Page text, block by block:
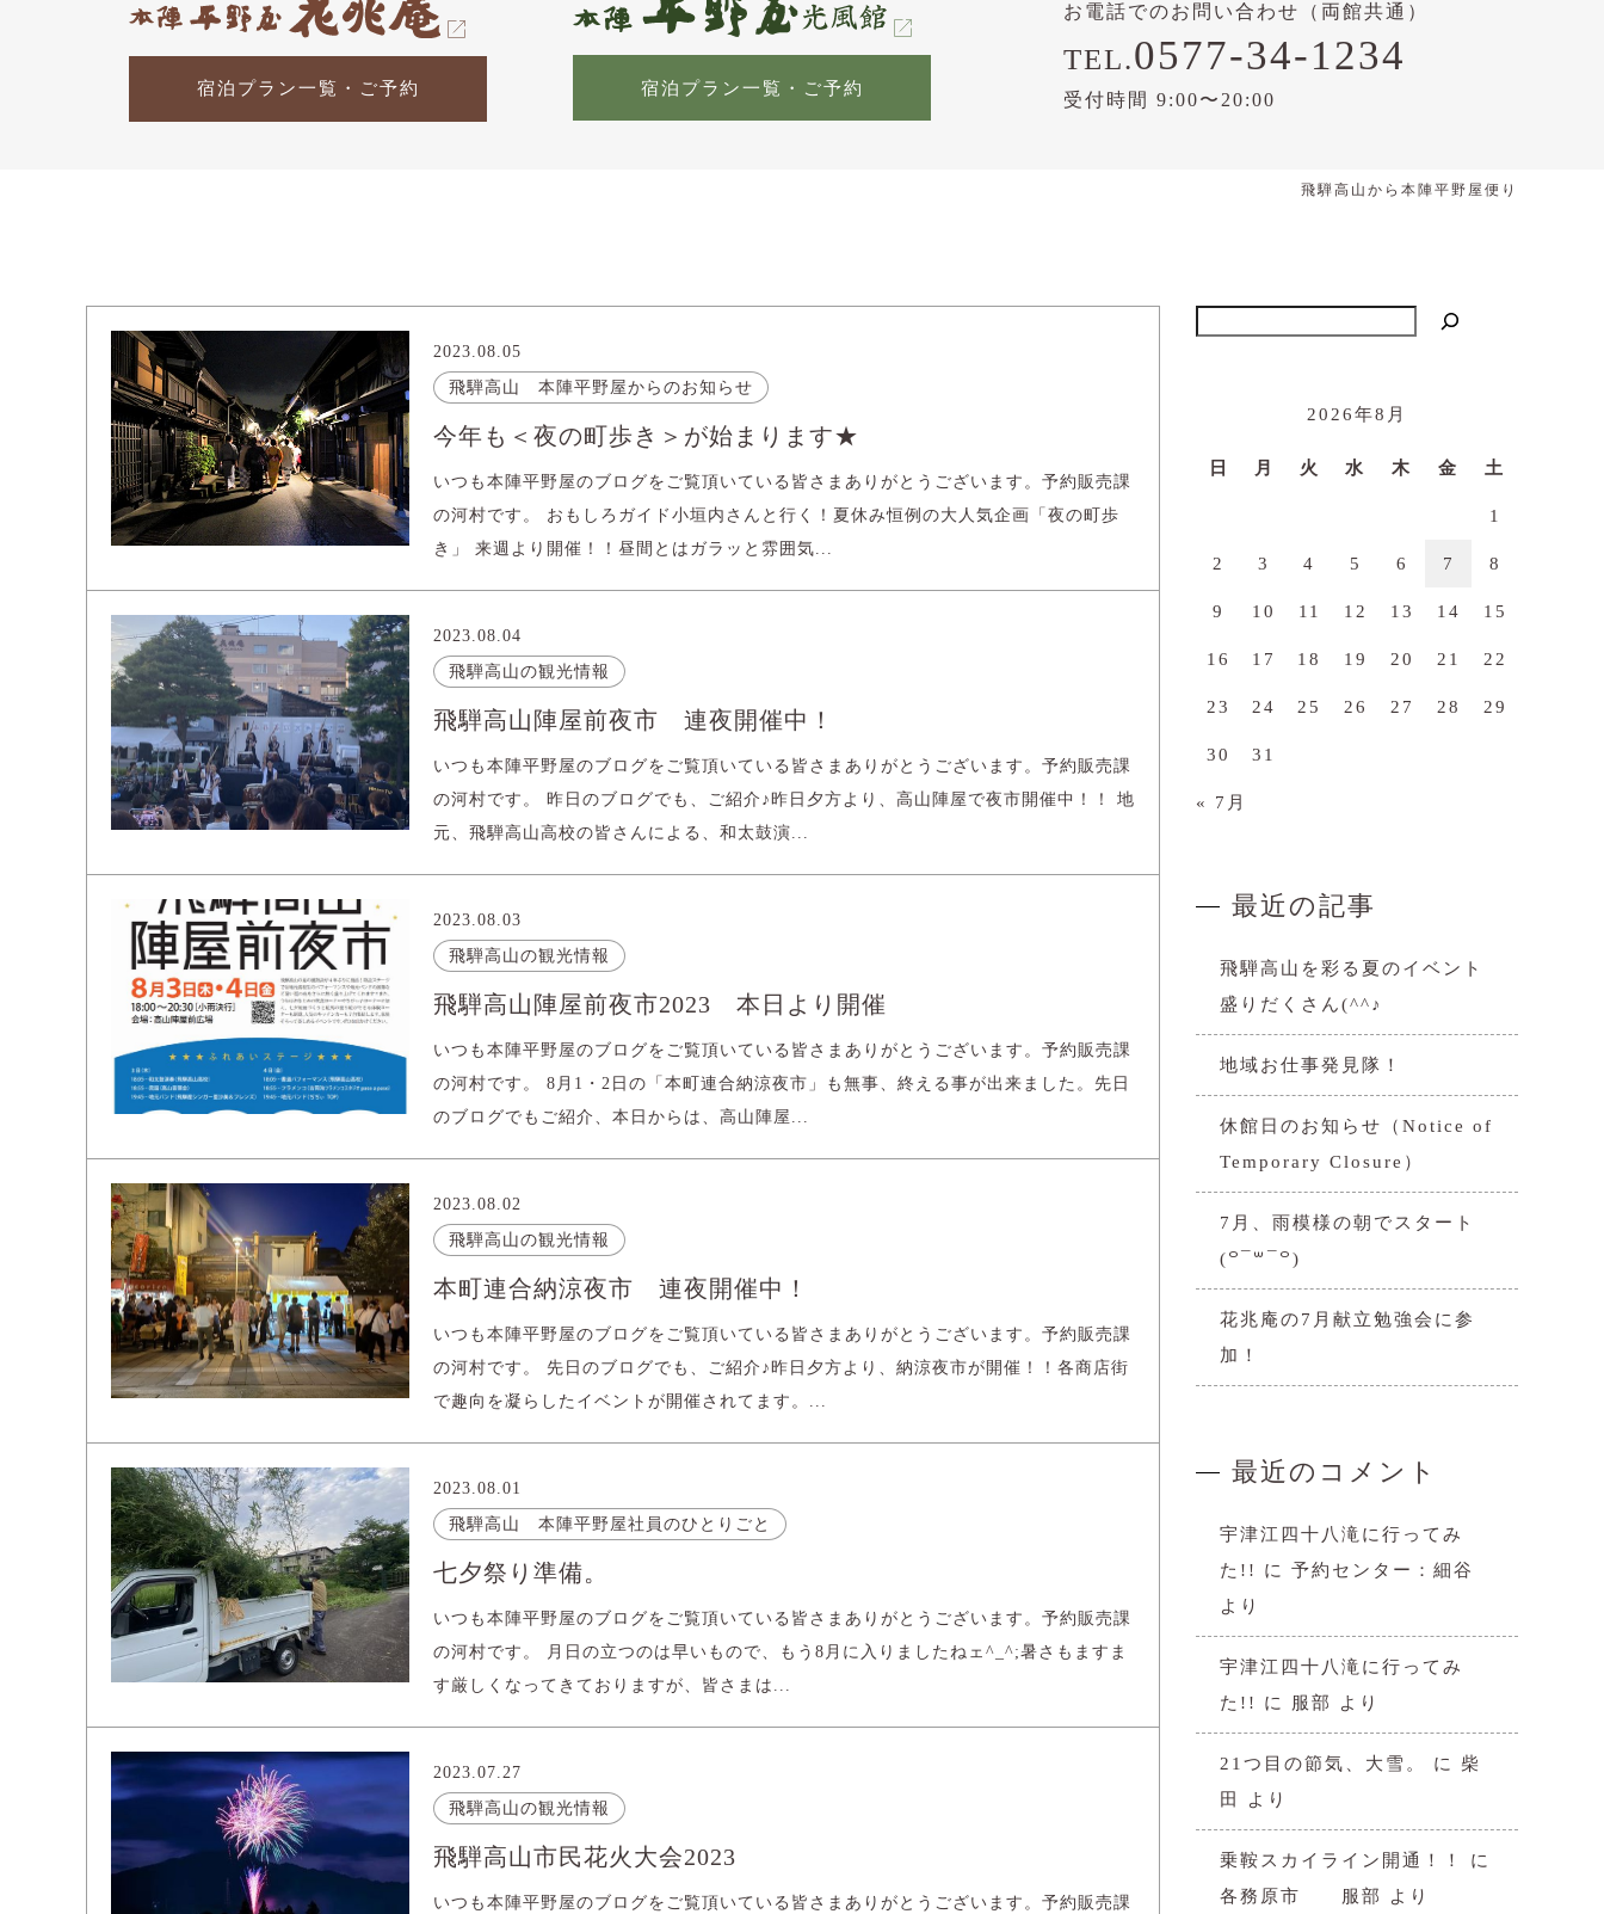
宿泊プラン一覧・ご予約 宿泊プラン一覧・ご予約
お電話でのお問い合わせ（両館共通）
TEL.0577-34-1234
受付時間 9:00〜20:00
飛騨高山から本陣平野屋便り
2023.08.05
飛騨高山 本陣平野屋からのお知らせ
今年も＜夜の町歩き＞が始まります★
いつも本陣平野屋のブログをご覧頂いている皆さまありがとうございます。予約販売課
の河村です。 おもしろガイド小垣内さんと行く！夏休み恒例の大人気企画「夜の町歩
き」 来週より開催！！昼間とはガラッと雰囲気...
2023.08.04
飛騨高山の観光情報
飛騨高山陣屋前夜市 連夜開催中！
いつも本陣平野屋のブログをご覧頂いている皆さまありがとうございます。予約販売課
の河村です。 昨日のブログでも、ご紹介♪昨日夕方より、高山陣屋で夜市開催中！！ 地
元、飛騨高山高校の皆さんによる、和太鼓演...
2023.08.03
飛騨高山の観光情報
飛騨高山陣屋前夜市2023 本日より開催
いつも本陣平野屋のブログをご覧頂いている皆さまありがとうございます。予約販売課
の河村です。 8月1・2日の「本町連合納涼夜市」も無事、終える事が出来ました。先日
のブログでもご紹介、本日からは、高山陣屋...
2023.08.02
飛騨高山の観光情報
本町連合納涼夜市 連夜開催中！
いつも本陣平野屋のブログをご覧頂いている皆さまありがとうございます。予約販売課
の河村です。 先日のブログでも、ご紹介♪昨日夕方より、納涼夜市が開催！！各商店街
で趣向を凝らしたイベントが開催されてます。...
2023.08.01
飛騨高山 本陣平野屋社員のひとりごと
七夕祭り準備。
いつも本陣平野屋のブログをご覧頂いている皆さまありがとうございます。予約販売課
の河村です。 月日の立つのは早いもので、もう8月に入りましたねェ^_^;暑さもますま
す厳しくなってきておりますが、皆さまは...
2023.07.27
飛騨高山の観光情報
飛騨高山市民花火大会2023
いつも本陣平野屋のブログをご覧頂いている皆さまありがとうございます。予約販売課
2026年8月
日 月 火 水 木 金 土
1
2 3 4 5 6 7 8
9 10 11 12 13 14 15
16 17 18 19 20 21 22
23 24 25 26 27 28 29
30 31
« 7月
最近の記事
飛騨高山を彩る夏のイベント
盛りだくさん(^^♪
地域お仕事発見隊！
休館日のお知らせ（Notice of
Temporary Closure）
7月、雨模様の朝でスタート
(꒪¯꒳​¯꒪)
花兆庵の7月献立勉強会に参
加！
最近のコメント
宇津江四十八滝に行ってみ
た!!
に 予約センター：細谷
より
宇津江四十八滝に行ってみ
た!!
に 服部 より
21つ目の節気、大雪。 に 柴
田
より
乗鞍スカイライン開通！！
に
各務原市 服部
より